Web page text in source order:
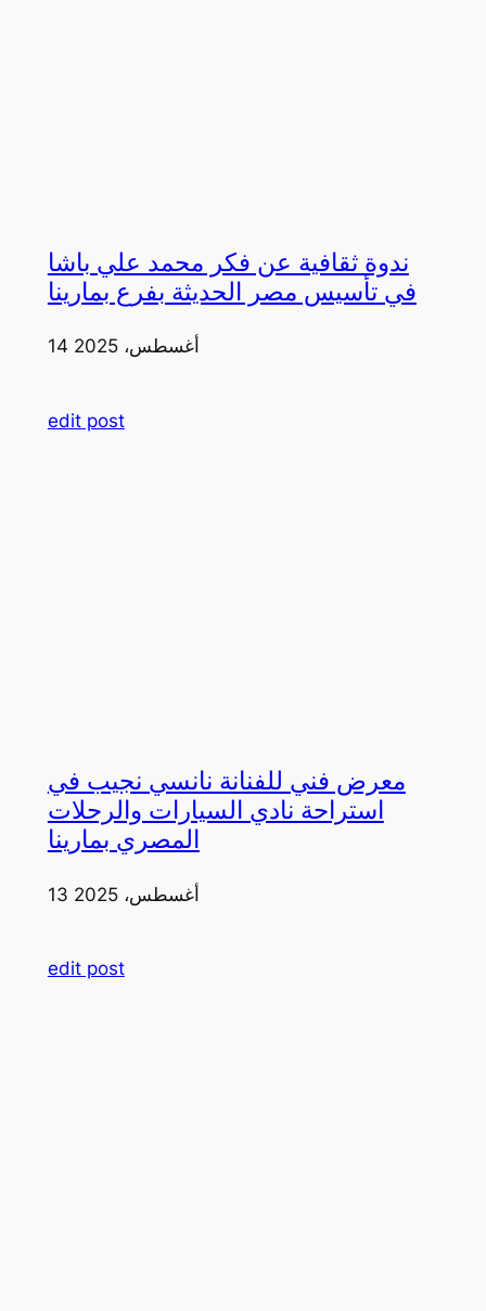
ندوة ثقافية عن فكر محمد علي باشا
في تأسيس مصر الحديثة بفرع بمارينا
14 أغسطس، 2025
edit post
معرض فني للفنانة نانسي نجيب في
استراحة نادي السيارات والرحلات
المصري بمارينا
13 أغسطس، 2025
edit post